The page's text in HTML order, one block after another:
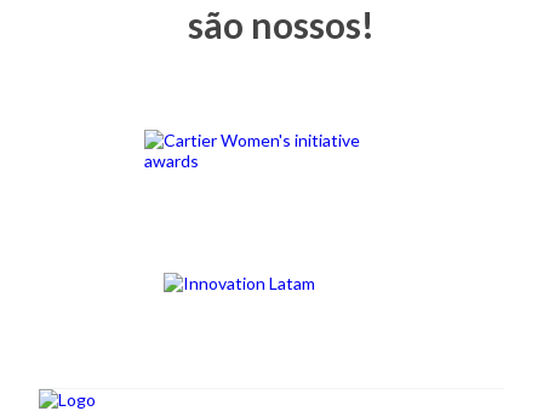
são nossos!